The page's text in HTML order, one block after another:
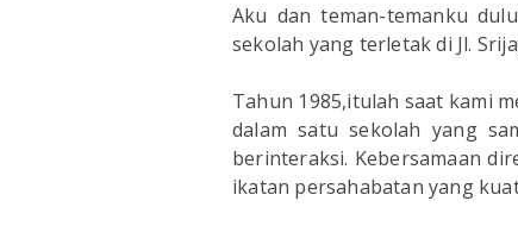
Aku dan teman-temanku
sekolah yang terletak di Jl.
Tahun 1985,itulah saat kami
dalam satu sekolah yang
berinteraksi. Kebersamaan
ikatan persahabatan yang